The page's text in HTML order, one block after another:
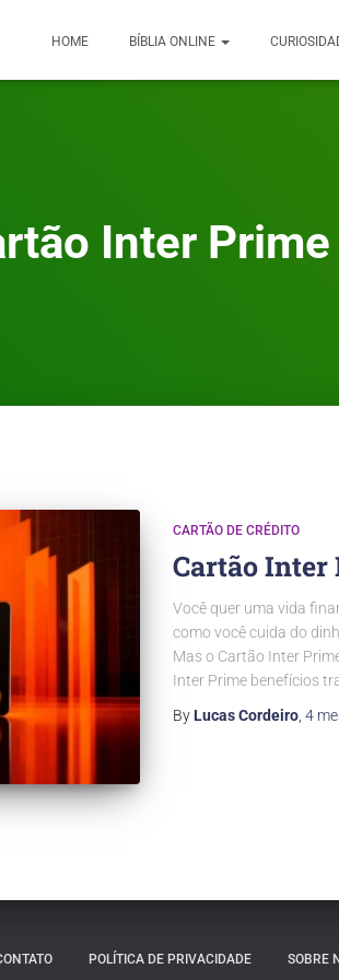
HOME BÍBLIA ONLINE
Inter
CARTÃO DE CRÉDITO
Cartão Inter
Você quer uma vida
como você cuida do
Mas o Cartão Inter
Inter Prime benefícios
By Lucas Cordeiro, 4
POLÍTICA DE PRIVACIDADE SOBRE